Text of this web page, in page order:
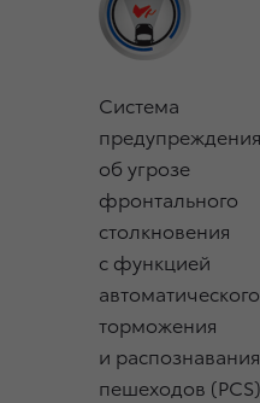
Система
предупреждения
об угрозе
фронтального
столкновения
с функцией
автоматического
торможения
и распознавания
пешеходов (PCS)